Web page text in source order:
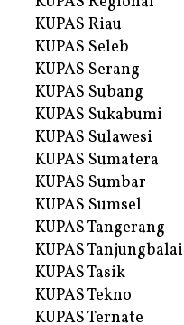
KUPAS Riau
KUPAS Seleb
KUPAS Serang
KUPAS Subang
KUPAS Sukabumi
KUPAS Sulawesi
KUPAS Sumatera
KUPAS Sumbar
KUPAS Sumsel
KUPAS Tangerang
KUPAS Tanjungbalai
KUPAS Tasik
KUPAS Tekno
KUPAS Ternate